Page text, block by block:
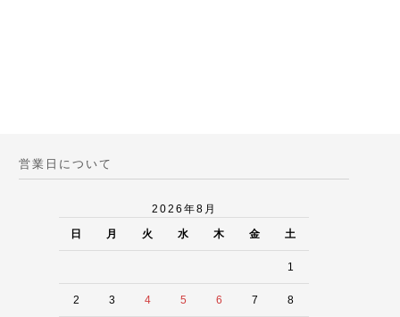
営業日について
2026年8月
日 月 火 水 木 金 土
1
2 3 4 5 6 7 8